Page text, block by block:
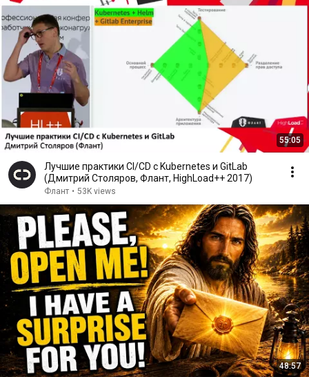
55:05
Лучшие практики CI/CD с Kubernetes и GitLab
(Дмитрий Столяров, Флант, HighLoad++ 2017)
Флант • 53K views
48:57